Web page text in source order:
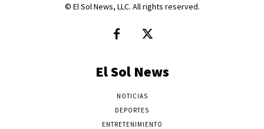
© El Sol News, LLC. All rights reserved.
El Sol News
NOTICIAS
DEPORTES
ENTRETENIMIENTO